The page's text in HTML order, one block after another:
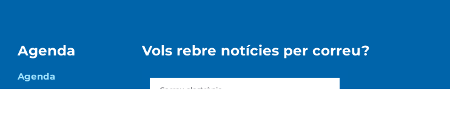
Agenda Vols rebre notícies per correu?
Agenda